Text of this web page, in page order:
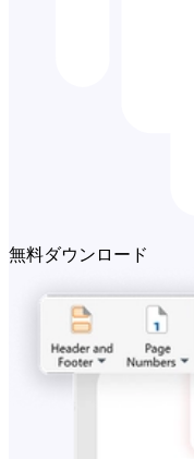
無料ダウンロード